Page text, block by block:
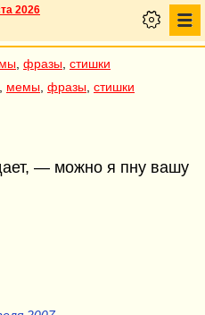
2026
фразы стишки
мемы фразы стишки
— можно я пну вашу